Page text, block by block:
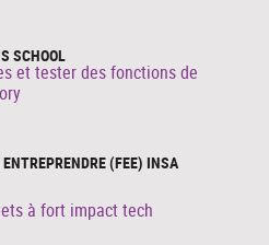
SCHOOL
et tester des fonctions de
(FEE) INSA
à fort impact tech